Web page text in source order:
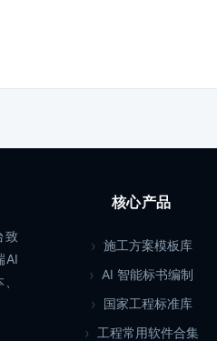
致
AI
核心产品
施工方案模板库
AI 智能标书编制
国家工程标准库
工程常用软件合集